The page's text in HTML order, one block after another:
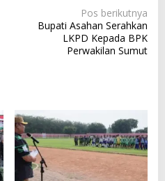
Pos berikutnya
Bupati Asahan Serahkan
LKPD Kepada BPK
Perwakilan Sumut